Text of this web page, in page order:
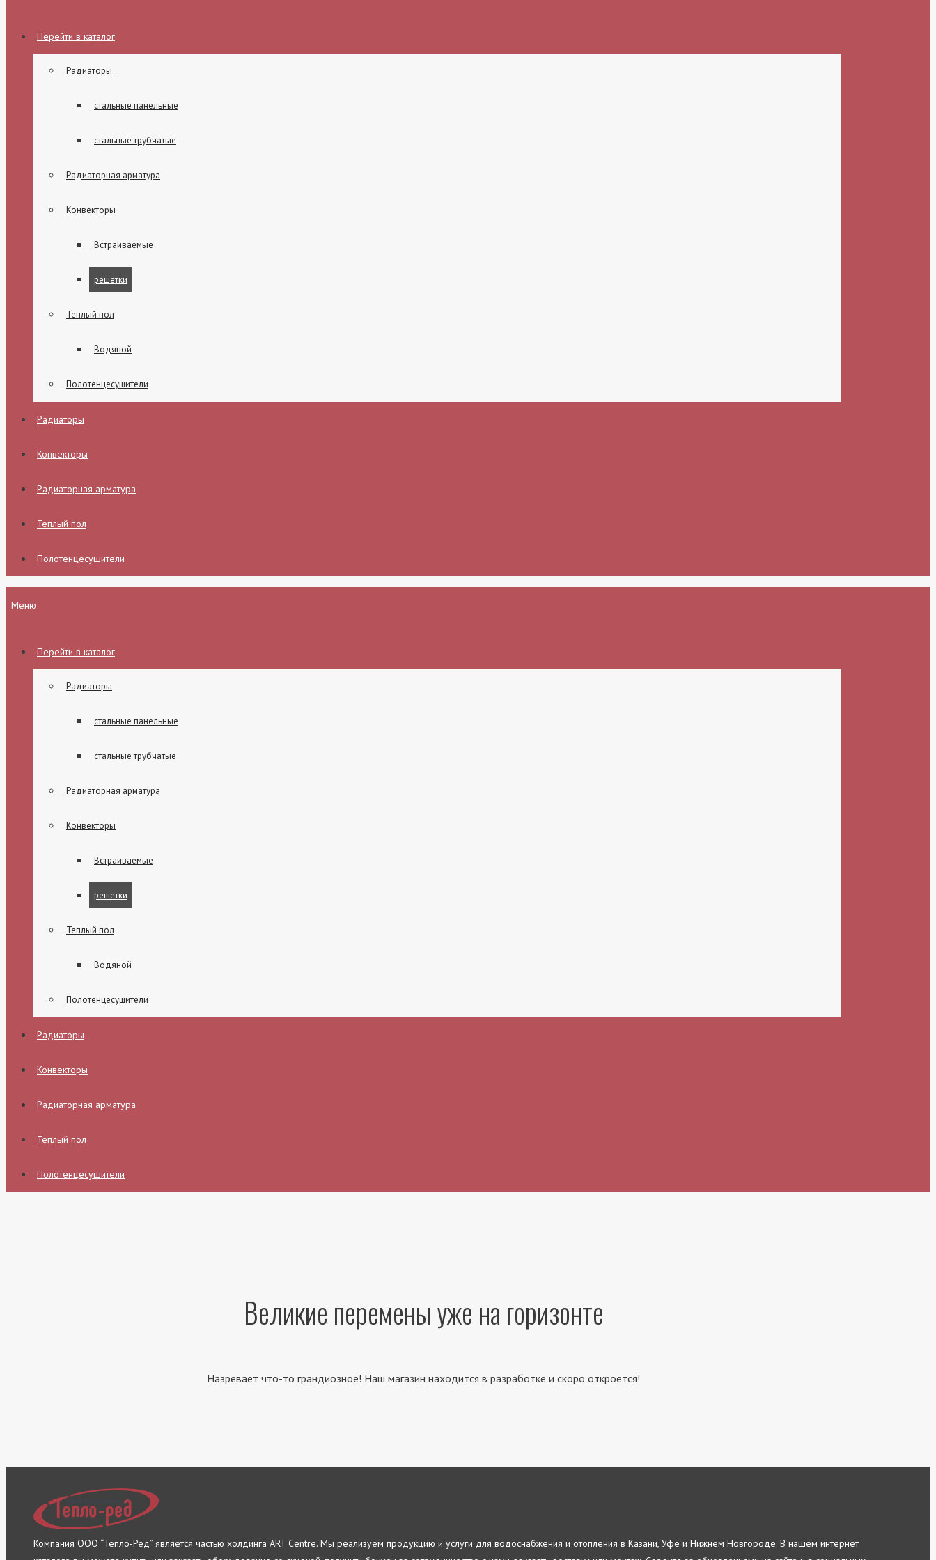
Перейти в каталог
Радиаторы
стальные панельные
стальные трубчатые
Радиаторная арматура
Конвекторы
Встраиваемые
решетки
Теплый пол
Водяной
Полотенцесушители
Радиаторы
Конвекторы
Радиаторная арматура
Теплый пол
Полотенцесушители
Меню
Перейти в каталог
Радиаторы
стальные панельные
стальные трубчатые
Радиаторная арматура
Конвекторы
Встраиваемые
решетки
Теплый пол
Водяной
Полотенцесушители
Радиаторы
Конвекторы
Радиаторная арматура
Теплый пол
Полотенцесушители
Великие перемены уже на горизонте
Назревает что-то грандиозное! Наш магазин находится в разработке и скоро откроется!
Компания ООО “Тепло-Ред” является частью холдинга ART Centre. Мы реализуем продукцию и услуги для водоснабжения и отопления в Казани, Уфе и Нижнем Новгороде. В нашем интернет